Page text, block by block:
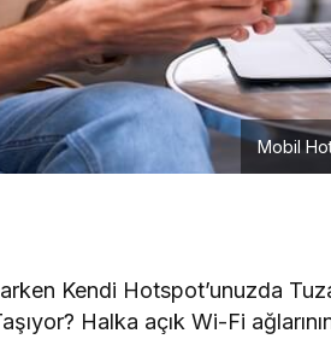
Mobil
Kendi Hotspot’unuzda
Halka açık Wi-Fi